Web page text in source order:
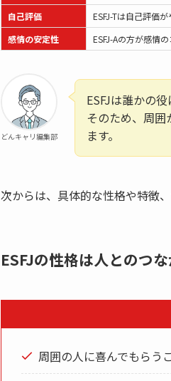
自己評価
ESFJ-Tは自己評価
感情の安定性
ESFJ-Aの方が感情
どんキャリ編集部
ESFJは誰かの
そのため、周
ます。
次からは、具体的な性格や特徴
ESFJの性格は人とのつ
周囲の人に喜んでもらう